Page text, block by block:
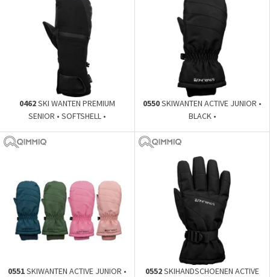
0462SKI WANTEN PREMIUM
SENIOR • SOFTSHELL •
0550SKIWANTEN ACTIVE JUNIOR •
BLACK •
0551SKIWANTEN ACTIVE JUNIOR •
0552SKIHANDSCHOENEN ACTIVE